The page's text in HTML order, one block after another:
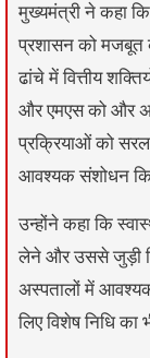
मुख्यमंत्री ने कहा
प्रशासन को
ढांचे में वित्तीय
और एमएस को और
प्रक्रियाओं को सरल
आवश्यक संशोधन
उन्होंने कहा कि
लेने और उससे जुड़ी
अस्पतालों में
लिए विशेष निधि का